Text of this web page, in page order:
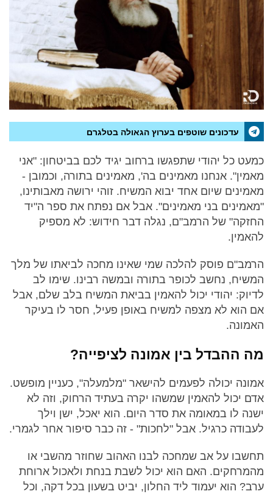
עדכונים שוטפים בערוץ הגאולה בטלגרם
כמעט כל יהודי שתפגשו ברחוב יגיד לכם בביטחון: "אני
מאמין". אנחנו מאמינים בה', מאמינים בתורה, וכמובן -
מאמינים שיום אחד יבוא המשיח. זוהי ירושה מאבותינו,
"מאמינים בני מאמינים". אבל אם נפתח את ספר ה"יד
החזקה" של הרמב"ם, נגלה דבר חידוש: לא מספיק
להאמין.
הרמב"ם פוסק להלכה שמי שאינו מחכה לביאתו של מלך
המשיח, נחשב לכופר בתורה ובמשה רבינו. שימו לב
לדיוק: יהודי יכול להאמין בביאת המשיח בלב שלם, אבל
אם הוא לא מצפה למשיח באופן פעיל, חסר לו בעיקר
האמונה.
מה ההבדל בין אמונה לציפייה?
אמונה יכולה לפעמים להישאר "מלמעלה", כעניין מופשט.
אדם יכול להאמין שמשהו יקרה בעתיד הרחוק, וזה לא
ישנה לו במאומה את סדר היום. הוא יאכל, ישן וילך
לעבודה כרגיל. אבל "לחכות" - זה כבר סיפור אחר לגמרי.
תחשבו על אב שמחכה לבנו האהוב שחוזר מהשבי או
מהמרחקים. האם הוא יכול לשבת בנחת ולאכול ארוחת
ערב? הוא יעמוד ליד החלון, יביט בשעון בכל דקה, וכל